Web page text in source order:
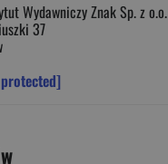
Wydawniczy Znak Sp. z o.o.
37